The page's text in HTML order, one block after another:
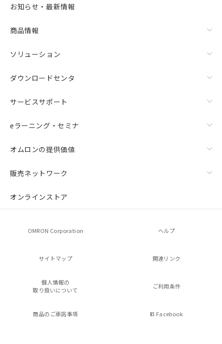
お知らせ・最新情報
商品情報
ソリューション
ダウンロードセンタ
サービスサポート
eラーニング・セミナ
オムロンの提供価値
販売ネットワーク
オンラインストア
OMRON Corporation ヘルプ
サイトマップ 関連リンク
個人情報の
取り扱いについて
ご利用条件
商品のご承諾事項 Facebook